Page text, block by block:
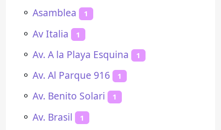
⚬ Asamblea 1
⚬ Av Italia 1
⚬ Av. A la Playa Esquina 1
⚬ Av. Al Parque 916 1
⚬ Av. Benito Solari 1
⚬ Av. Brasil 1